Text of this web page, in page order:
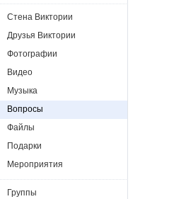
Стена Виктории
Друзья Виктории
Фотографии
Видео
Музыка
Вопросы
Файлы
Подарки
Мероприятия
Группы